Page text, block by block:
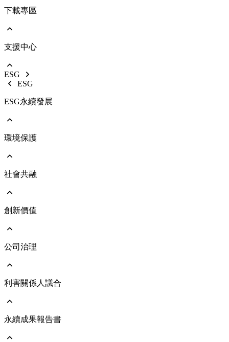
下載專區
EOL產品停產通知
支援中心
影音中心
ESG
ESG
ESG永續發展
前往 ESG永續發展
響應國際倡議
執行成果亮點
環境保護
前往 環境保護
能源與氣體管理
社會共融
前往 社會共融
人權管理
社會與人文關懷
創新價值
前往 創新價值
公司治理
前往 公司治理
董事會
功能性委員會
利害關係人議合
前往 利害關係人議合
永續成果報告書